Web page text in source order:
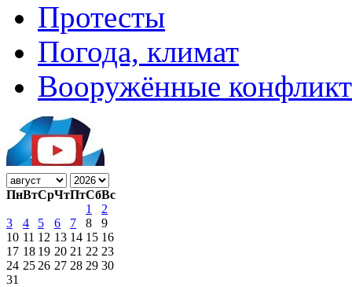
Протесты
Погода, климат
Вооружённые
ПнВтСрЧтПтСбВс
1
2
3
4 5 6 7 8
9
10 11 12 13 14 15 16
17 18 19 20 21 22 23
24 25 26 27 28 29 30
31